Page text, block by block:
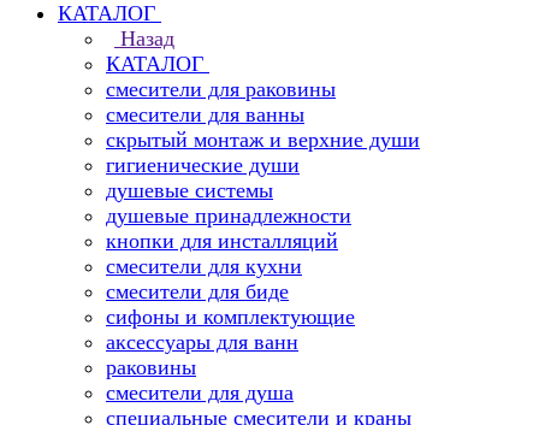
КАТАЛОГ
Назад
КАТАЛОГ
смесители для раковины
смесители для ванны
скрытый монтаж и верхние души
гигиенические души
душевые системы
душевые принадлежности
кнопки для инсталляций
смесители для кухни
смесители для биде
сифоны и комплектующие
аксессуары для ванн
раковины
смесители для душа
специальные смесители и краны